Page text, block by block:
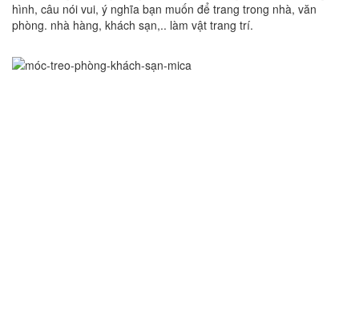
hình, câu nói vui, ý nghĩa bạn muốn để trang trong nhà, văn
phòng. nhà hàng, khách sạn,.. làm vật trang trí.